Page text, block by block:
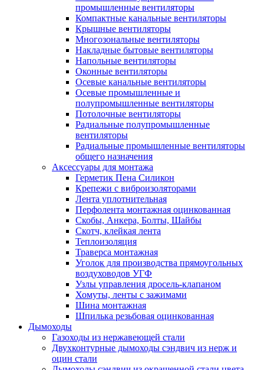
промышленные вентиляторы
Компактные канальные вентиляторы
Крышные вентиляторы
Многозональные вентиляторы
Накладные бытовые вентиляторы
Напольные вентиляторы
Оконные вентиляторы
Осевые канальные вентиляторы
Осевые промышленные и
полупромышленные вентиляторы
Потолочные вентиляторы
Радиальные полупромышленные
вентиляторы
Радиальные промышленные вентиляторы
общего назначения
Аксессуары для монтажа
Герметик Пена Силикон
Крепежи с виброизоляторами
Лента уплотнительная
Перфолента монтажная оцинкованная
Скобы, Анкера, Болты, Шайбы
Скотч, клейкая лента
Теплоизоляция
Траверса монтажная
Уголок для производства прямоугольных
воздуховодов УГФ
Узлы управления дросель-клапаном
Хомуты, ленты с зажимами
Шина монтажная
Шпилька резьбовая оцинкованная
Дымоходы
Газоходы из нержавеющей стали
Двухконтурные дымоходы сэндвич из нерж и
оцин стали